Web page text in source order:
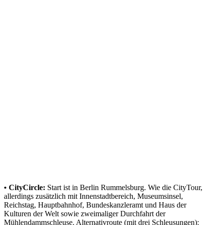
• CityCircle: Start ist in Berlin Rummelsburg. Wie die CityTour,
allerdings zusätzlich mit Innenstadtbereich, Museumsinsel,
Reichstag, Hauptbahnhof, Bundeskanzleramt und Haus der
Kulturen der Welt sowie zweimaliger Durchfahrt der
Mühlendammschleuse. Alternativroute (mit drei Schleusungen):